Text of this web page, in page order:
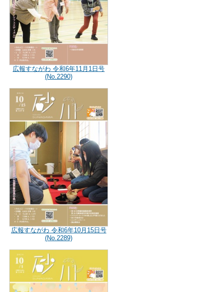
広報すながわ 令和6年11月1日号
(No.2290)
広報すながわ 令和6年10月15日号
(No.2289)